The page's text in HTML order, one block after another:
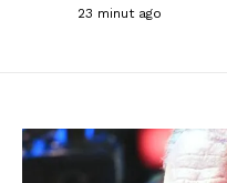
23 minut ago